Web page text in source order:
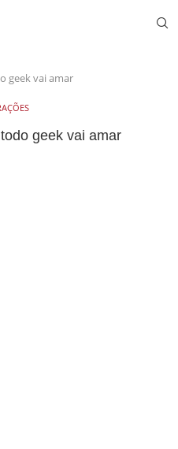
geek vai amar
geek vai amar